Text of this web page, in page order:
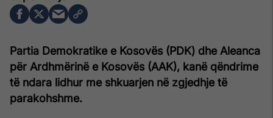
Partia Demokratike e Kosovës (PDK) dhe Aleanca
për Ardhmërinë e Kosovës (AAK), kanë qëndrime
të ndara lidhur me shkuarjen në zgjedhje të
parakohshme.